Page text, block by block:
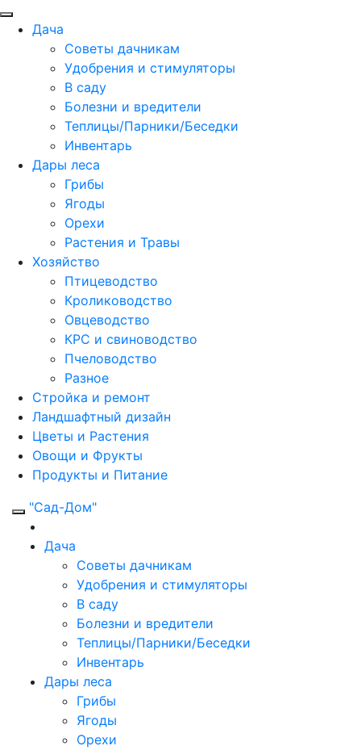
Дача
Советы дачникам
Удобрения и стимуляторы
В саду
Болезни и вредители
Теплицы/Парники/Беседки
Инвентарь
Дары леса
Грибы
Ягоды
Орехи
Растения и Травы
Хозяйство
Птицеводство
Кролиководство
Овцеводство
КРС и свиноводство
Пчеловодство
Разное
Стройка и ремонт
Ландшафтный дизайн
Цветы и Растения
Овощи и Фрукты
Продукты и Питание
"Сад-Дом"
Дача
Советы дачникам
Удобрения и стимуляторы
В саду
Болезни и вредители
Теплицы/Парники/Беседки
Инвентарь
Дары леса
Грибы
Ягоды
Орехи